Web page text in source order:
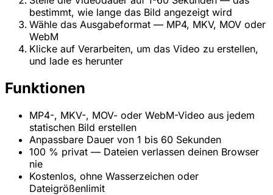
bestimmt, wie lange das Bild angezeigt wird
Wähle das Ausgabeformat — MP4, MKV, MOV oder
WebM
Klicke auf Verarbeiten, um das Video zu erstellen,
und lade es herunter
Funktionen
MP4-, MKV-, MOV- oder WebM-Video aus jedem
statischen Bild erstellen
Anpassbare Dauer von 1 bis 60 Sekunden
100 % privat — Dateien verlassen deinen Browser
nie
Kostenlos, ohne Wasserzeichen oder
Dateigrößenlimit